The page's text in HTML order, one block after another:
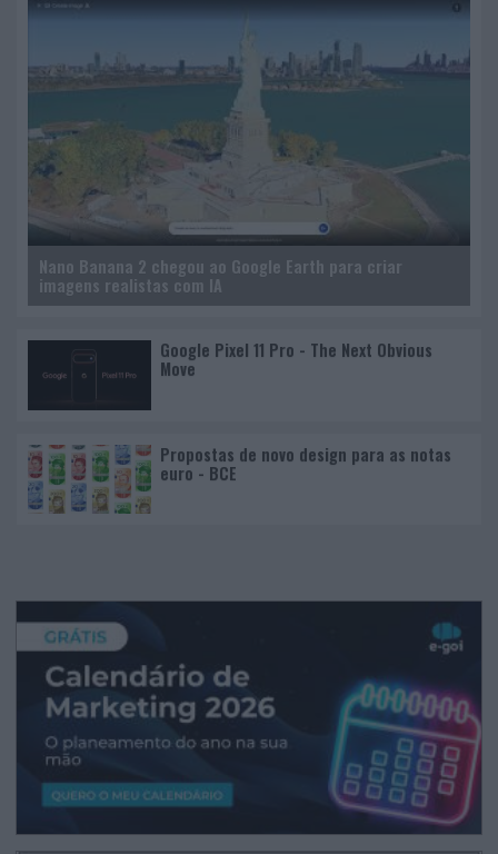
Nano Banana 2 chegou ao Google Earth para criar
imagens realistas com IA
Google Pixel 11 Pro - The Next Obvious
Move
Propostas de novo design para as notas
euro - BCE